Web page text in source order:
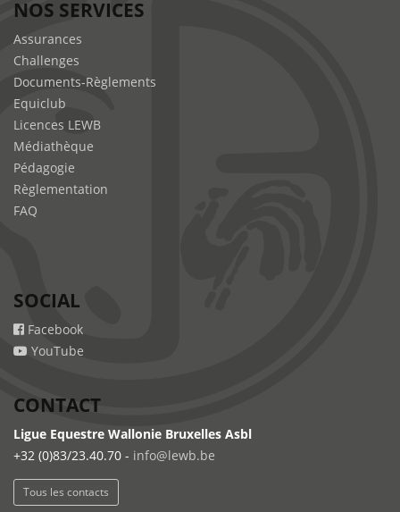
NOS SERVICES
Assurances
Challenges
Documents-Règlements
Equiclub
Licences LEWB
Médiathèque
Pédagogie
Règlementation
FAQ
SOCIAL
Facebook
YouTube
CONTACT
Ligue Equestre Wallonie Bruxelles Asbl
+32 (0)83/23.40.70 - info@lewb.be
Tous les contacts